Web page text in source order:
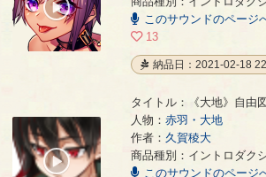
このサウンドのページ
13
納品日：2021-02-18
《大地》自由図書館司書 - 久賀稜大
タイトル：《大地》自由
人物： 赤羽・大地
作者： 久賀稜大
商品種別：イントロダク
このサウンドのページ